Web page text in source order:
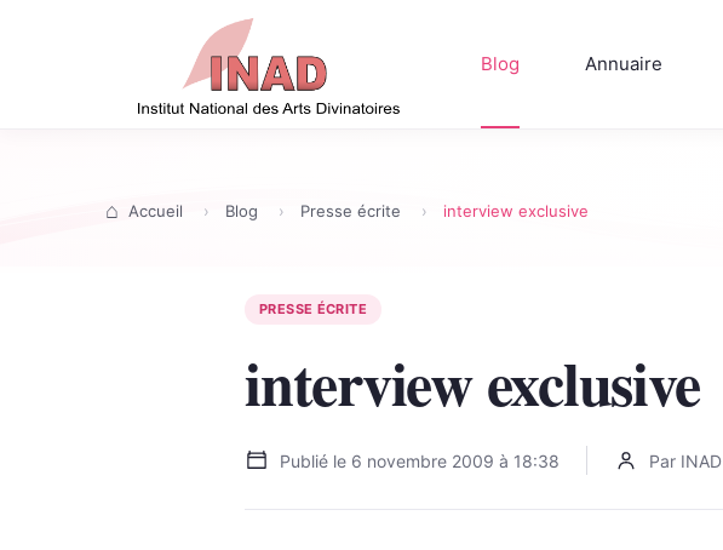
Blog Annuaire
Accueil Blog Presse écrite interview exclusive
PRESSE ÉCRITE
interview exclusive
Publié le 6 novembre 2009 à 18:38 Par INAD